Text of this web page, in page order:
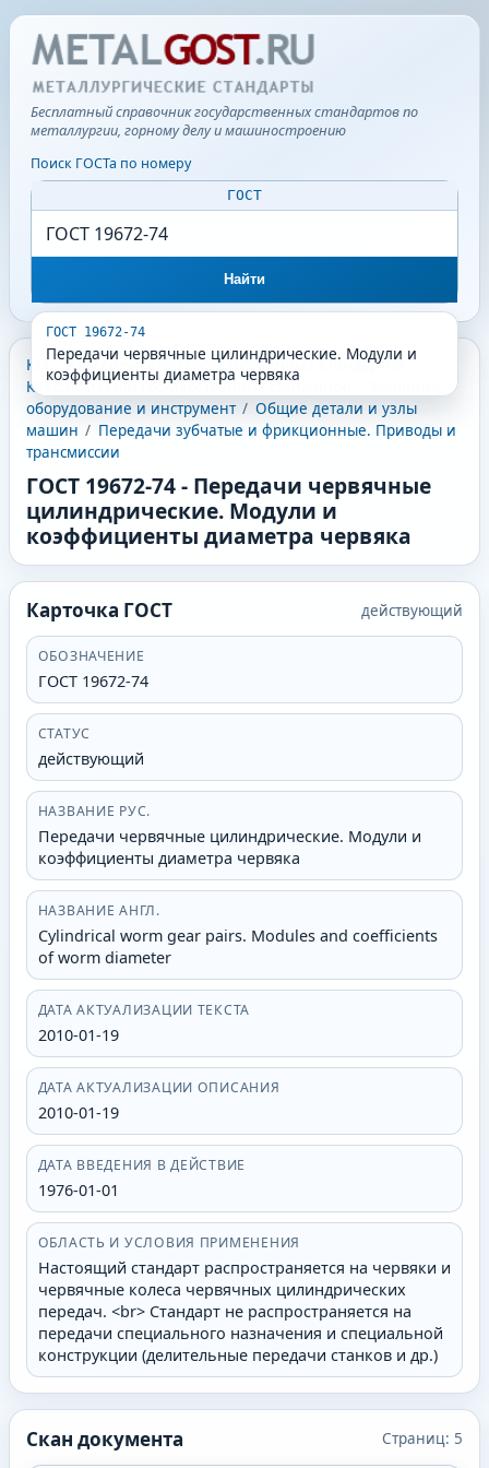
Бесплатный справочник государственных стандартов по
металлургии, горному делу и машиностроению
Поиск ГОСТа по номеру
ГОСТ
Найти
ГОСТ 19672-74
Передачи червячные цилиндрические. Модули и
коэффициенты диаметра червяка
КГС - Классификатор государственных стандартов /
Классификатор государственных стандартов
оборудование и инструмент / Общие детали и узлы
машин / Передачи зубчатые и фрикционные. Приводы и
трансмиссии
ГОСТ 19672-74- Передачи червячные
цилиндрические. Модули и
коэффициенты диаметра червяка
Карточка ГОСТ действующий
ОБОЗНАЧЕНИЕ
ГОСТ 19672-74
СТАТУС
действующий
НАЗВАНИЕ РУС.
Передачи червячные цилиндрические. Модули и
коэффициенты диаметра червяка
НАЗВАНИЕ АНГЛ.
Cylindrical worm gear pairs. Modules and coefficients
of worm diameter
ДАТА АКТУАЛИЗАЦИИ ТЕКСТА
2010-01-19
ДАТА АКТУАЛИЗАЦИИ ОПИСАНИЯ
2010-01-19
ДАТА ВВЕДЕНИЯ В ДЕЙСТВИЕ
1976-01-01
ОБЛАСТЬ И УСЛОВИЯ ПРИМЕНЕНИЯ
Настоящий стандарт распространяется на червяки и
червячные колеса червячных цилиндрических
передач. <br> Стандарт не распространяется на
передачи специального назначения и специальной
конструкции (делительные передачи станков и др.)
Скан документа Страниц: 5